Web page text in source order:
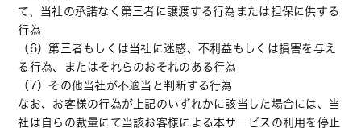
て、当社の承諾なく第三者に譲渡する行為または担保に供する
行為
（6）第三者もしくは当社に迷惑、不利益もしくは損害を与え
る行為、またはそれらのおそれのある行為
（7）その他当社が不適当と判断する行為
なお、お客様の行為が上記のいずれかに該当した場合には、当
社は自らの裁量にて当該お客様による本サービスの利用を停止